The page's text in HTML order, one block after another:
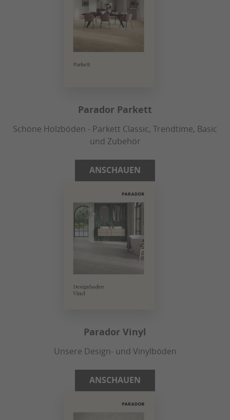
Parador Parkett
Schöne Holzböden - Parkett Classic, Trendtime, Basic
und Zubehör
ANSCHAUEN
Parador Vinyl
Unsere Design- und Vinylböden
ANSCHAUEN